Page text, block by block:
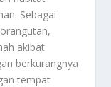
Sebagai
akibat
berkurangnya
tempat